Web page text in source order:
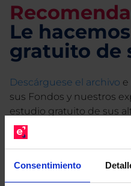
Consentimiento
Le
gratuito de
Descárguese el archivo e
sus Fondos y nuestros
estudio gratuito de sus
Limpias con las que